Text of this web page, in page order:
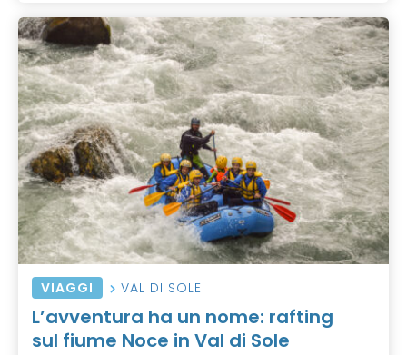
VIAGGI VAL DI SOLE
L’avventura ha un nome: rafting
sul fiume Noce in Val di Sole